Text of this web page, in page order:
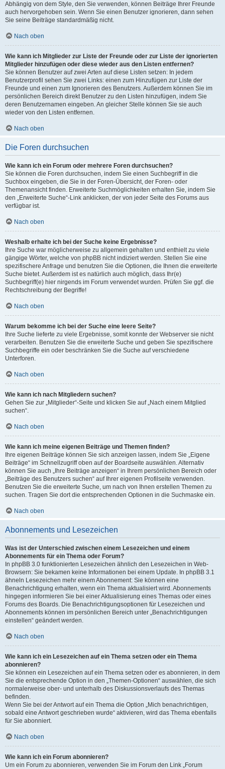
Abhängig von dem Style, den Sie verwenden, können Beiträge Ihrer Freunde
auch hervorgehoben sein. Wenn Sie einen Benutzer ignorieren, dann sehen
Sie seine Beiträge standardmäßig nicht.
Nach oben
Wie kann ich Mitglieder zur Liste der Freunde oder zur Liste der ignorierten
Mitglieder hinzufügen oder diese wieder aus den Listen entfernen?
Sie können Benutzer auf zwei Arten auf diese Listen setzen: In jedem
Benutzerprofil sehen Sie zwei Links: einen zum Hinzufügen zur Liste der
Freunde und einen zum Ignorieren des Benutzers. Außerdem können Sie im
persönlichen Bereich direkt Benutzer zu den Listen hinzufügen, indem Sie
deren Benutzernamen eingeben. An gleicher Stelle können Sie sie auch
wieder von den Listen entfernen.
Nach oben
Die Foren durchsuchen
Wie kann ich ein Forum oder mehrere Foren durchsuchen?
Sie können die Foren durchsuchen, indem Sie einen Suchbegriff in die
Suchbox eingeben, die Sie in der Foren-Übersicht, der Foren- oder
Themenansicht finden. Erweiterte Suchmöglichkeiten erhalten Sie, indem Sie
den „Erweiterte Suche“-Link anklicken, der von jeder Seite des Forums aus
verfügbar ist.
Nach oben
Weshalb erhalte ich bei der Suche keine Ergebnisse?
Ihre Suche war möglicherweise zu allgemein gehalten und enthielt zu viele
gängige Wörter, welche von phpBB nicht indiziert werden. Stellen Sie eine
spezifischere Anfrage und benutzen Sie die Optionen, die Ihnen die erweiterte
Suche bietet. Außerdem ist es natürlich auch möglich, dass Ihr(e)
Suchbegriff(e) hier nirgends im Forum verwendet wurden. Prüfen Sie ggf. die
Rechtschreibung der Begriffe!
Nach oben
Warum bekomme ich bei der Suche eine leere Seite?
Ihre Suche lieferte zu viele Ergebnisse, somit konnte der Webserver sie nicht
verarbeiten. Benutzen Sie die erweiterte Suche und geben Sie spezifischere
Suchbegriffe ein oder beschränken Sie die Suche auf verschiedene
Unterforen.
Nach oben
Wie kann ich nach Mitgliedern suchen?
Gehen Sie zur „Mitglieder“-Seite und klicken Sie auf „Nach einem Mitglied
suchen“.
Nach oben
Wie kann ich meine eigenen Beiträge und Themen finden?
Ihre eigenen Beiträge können Sie sich anzeigen lassen, indem Sie „Eigene
Beiträge“ im Schnellzugriff oben auf der Boardseite auswählen. Alternativ
können Sie auch „Ihre Beiträge anzeigen“ in Ihrem persönlichen Bereich oder
„Beiträge des Benutzers suchen“ auf Ihrer eigenen Profilseite verwenden.
Benutzen Sie die erweiterte Suche, um nach von Ihnen erstellen Themen zu
suchen. Tragen Sie dort die entsprechenden Optionen in die Suchmaske ein.
Nach oben
Abonnements und Lesezeichen
Was ist der Unterschied zwischen einem Lesezeichen und einem
Abonnements für ein Thema oder Forum?
In phpBB 3.0 funktionierten Lesezeichen ähnlich den Lesezeichen in Web-
Browsern: Sie bekamen keine Informationen bei einem Update. In phpBB 3.1
ähneln Lesezeichen mehr einem Abonnement: Sie können eine
Benachrichtigung erhalten, wenn ein Thema aktualisiert wird. Abonnements
hingegen informieren Sie bei einer Aktualisierung eines Themas oder eines
Forums des Boards. Die Benachrichtigungsoptionen für Lesezeichen und
Abonnements können im persönlichen Bereich unter „Benachrichtigungen
einstellen“ geändert werden.
Nach oben
Wie kann ich ein Lesezeichen auf ein Thema setzen oder ein Thema
abonnieren?
Sie können ein Lesezeichen auf ein Thema setzen oder es abonnieren, in dem
Sie die entsprechende Option in den „Themen-Optionen“ auswählen, die sich
normalerweise ober- und unterhalb des Diskussionsverlaufs des Themas
befinden.
Wenn Sie bei der Antwort auf ein Thema die Option „Mich benachrichtigen,
sobald eine Antwort geschrieben wurde“ aktivieren, wird das Thema ebenfalls
für Sie abonniert.
Nach oben
Wie kann ich ein Forum abonnieren?
Um ein Forum zu abonnieren, verwenden Sie im Forum den Link „Forum